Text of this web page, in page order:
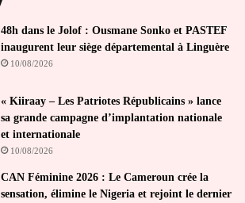
48h dans le Jolof : Ousmane Sonko et PASTEF
inaugurent leur siège départemental à Linguère
10/08/2026
« Kiiraay – Les Patriotes Républicains » lance
sa grande campagne d’implantation nationale
et internationale
10/08/2026
CAN Féminine 2026 : Le Cameroun crée la
sensation, élimine le Nigeria et rejoint le dernier